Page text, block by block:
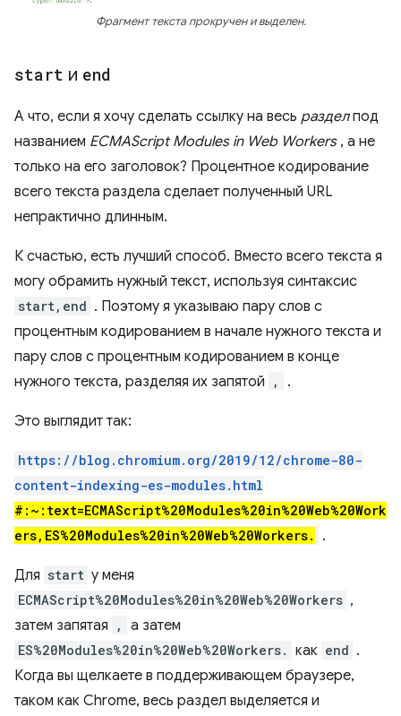
Фрагмент текста прокручен и выделен.
start и end
А что, если я хочу сделать ссылку на весь разделпод
названием ECMAScript Modules in Web Workers, а не
только на его заголовок? Процентное кодирование
всего текста раздела сделает полученный URL
непрактично длинным.
К счастью, есть лучший способ. Вместо всего текста я
могу обрамить нужный текст, используя синтаксис
start,end . Поэтому я указываю пару слов с
процентным кодированием в начале нужного текста и
пару слов с процентным кодированием в конце
нужного текста, разделяя их запятой
, .
Это выглядит так:
https://blog.chromium.org/2019/12/chrome-80-
content-indexing-es-modules.html
#:~:text=ECMAScript%20Modules%20in%20Web%20Work
ers,ES%20Modules%20in%20Web%20Workers.
.
Для start у меня
ECMAScript%20Modules%20in%20Web%20Workers ,
затем запятая
, а затем
ES%20Modules%20in%20Web%20Workers. как end .
Когда вы щелкаете в поддерживающем браузере,
таком как Chrome, весь раздел выделяется и